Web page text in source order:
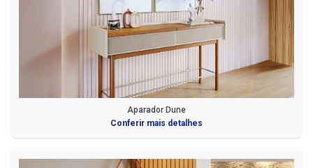
Aparador Dune
Conferir mais detalhes